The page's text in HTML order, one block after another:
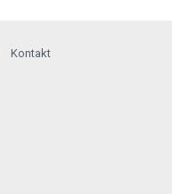
Kontakt